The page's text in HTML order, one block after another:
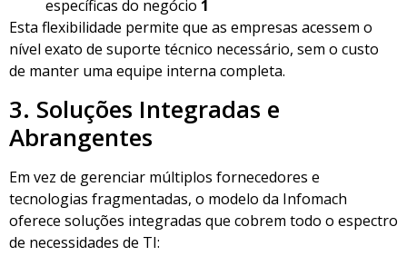
específicas do negócio 1
Esta flexibilidade permite que as empresas acessem o
nível exato de suporte técnico necessário, sem o custo
de manter uma equipe interna completa.
3. Soluções Integradas e
Abrangentes
Em vez de gerenciar múltiplos fornecedores e
tecnologias fragmentadas, o modelo da Infomach
oferece soluções integradas que cobrem todo o espectro
de necessidades de TI: